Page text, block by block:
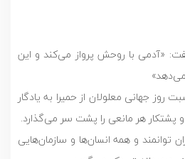
«آدمی با روحش پرواز می‌کند و این
روز جهانی معلولان از حمیرا به یادگار
و پشتکار هر مانعی را پشت سر می‌گذارد.
توانمند و همه انسان‌ها و سازمان‌هایی